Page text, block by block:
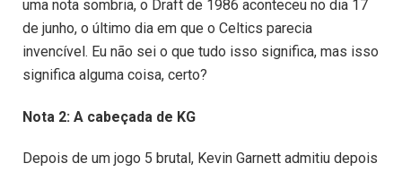
uma nota sombria, o Draft de 1986 aconteceu no dia 17
de junho, o último dia em que o Celtics parecia
invencível. Eu não sei o que tudo isso significa, mas isso
significa alguma coisa, certo?
Nota 2: A cabeçada de KG
Depois de um jogo 5 brutal, Kevin Garnett admitiu depois